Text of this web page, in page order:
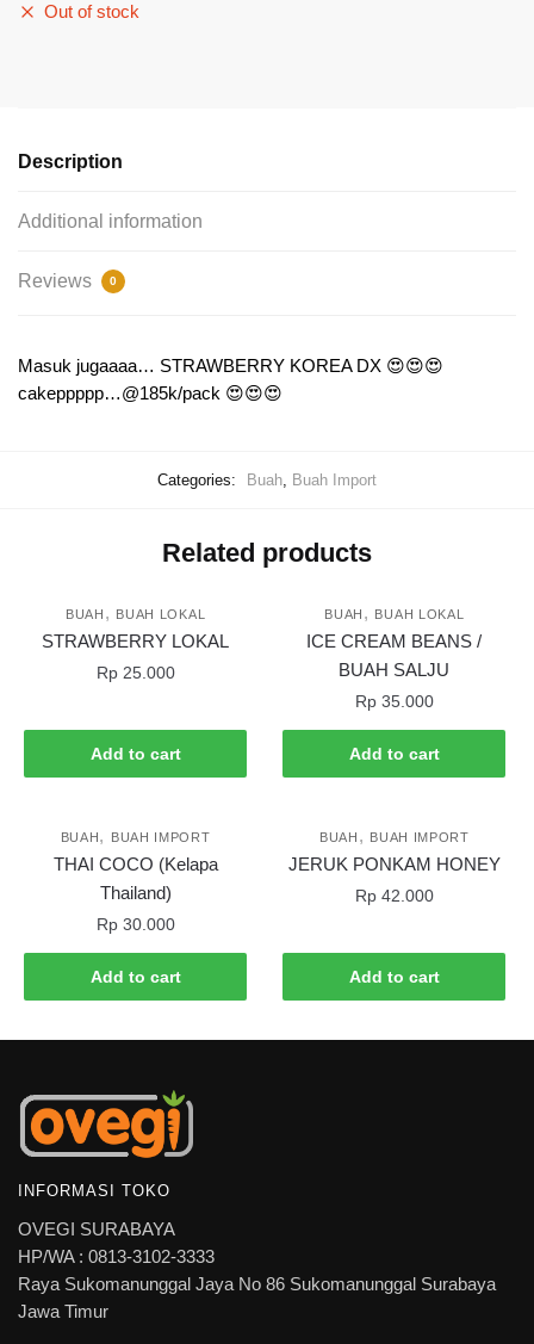
Out of stock
Description
Additional information
Reviews 0
Masuk jugaaaa… STRAWBERRY KOREA DX 😍😍😍
cakeppppp…@185k/pack 😍😍😍
Categories: Buah Buah Import
Related products
BUAH , BUAH LOKAL
STRAWBERRY LOKAL
Rp25.000
Add to cart
BUAH , BUAH LOKAL
ICE CREAM BEANS /
BUAH SALJU
Rp35.000
Add to cart
BUAH, BUAH IMPORT
THAI COCO (Kelapa
Thailand)
Rp30.000
Add to cart
BUAH , BUAH IMPORT
JERUK PONKAM HONEY
Rp42.000
Add to cart
INFORMASI TOKO
OVEGI SURABAYA
HP/WA : 0813-3102-3333
Raya Sukomanunggal Jaya No 86 Sukomanunggal Surabaya
Jawa Timur